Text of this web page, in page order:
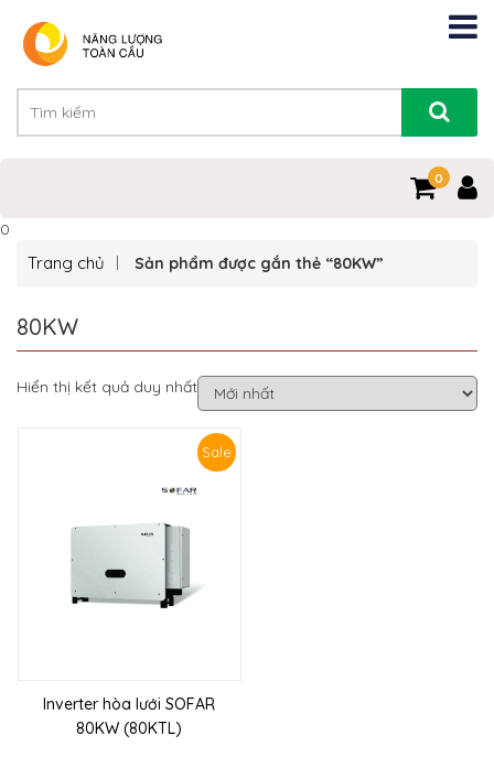
0
0
Trang chủ Sản phẩm được gắn thẻ “80KW”
80KW
Hiển thị kết quả duy nhất
Sale
Inverter hòa lưới SOFAR
80KW (80KTL)